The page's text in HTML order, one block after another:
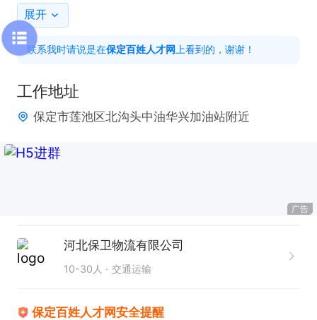
任职要求：身体健康、踏实肯干、能吃苦耐劳，服从
工作安排
工作地址：保定市莲池区北沟头中油华兴加油站附近
展开
联系我时请说是在保定百姓人才网上看到的，谢谢！
工作地址
保定市莲池区北沟头中油华兴加油站附近
广告
河北保卫物流有限公司
10-30人 交通运输
保定百姓人才网安全提醒